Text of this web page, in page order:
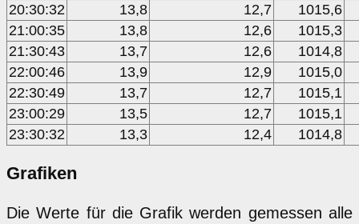
20:30:32
13,8 12,7
1015,6
21:00:35
13,8 12,6
1015,3
21:30:43
13,7 12,6
1014,8
22:00:46
13,9 12,9
1015,0
22:30:49
13,7 12,7
1015,1
23:00:29
13,5 12,7
1015,1
23:30:32
13,3 12,4 1014,8
Grafiken
Die Werte für die Grafik werden gemessen alle